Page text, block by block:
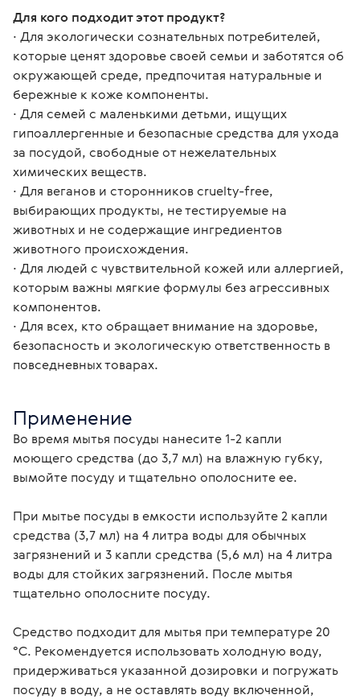
Для кого подходит этот продукт?
∙ Для экологически сознательных потребителей,
которые ценят здоровье своей семьи и заботятся об
окружающей среде, предпочитая натуральные и
бережные к коже компоненты.
∙ Для семей с маленькими детьми, ищущих
гипоаллергенные и безопасные средства для ухода
за посудой, свободные от нежелательных
химических веществ.
∙ Для веганов и сторонников cruelty-free,
выбирающих продукты, не тестируемые на
животных и не содержащие ингредиентов
животного происхождения.
∙ Для людей с чувствительной кожей или аллергией,
которым важны мягкие формулы без агрессивных
компонентов.
∙ Для всех, кто обращает внимание на здоровье,
безопасность и экологическую ответственность в
повседневных товарах.
Применение
Во время мытья посуды нанесите 1-2 капли
моющего средства (до 3,7 мл) на влажную губку,
вымойте посуду и тщательно ополосните ее.
При мытье посуды в емкости используйте 2 капли
средства (3,7 мл) на 4 литра воды для обычных
загрязнений и 3 капли средства (5,6 мл) на 4 литра
воды для стойких загрязнений. После мытья
тщательно ополосните посуду.
Средство подходит для мытья при температуре 20
°C. Рекомендуется использовать холодную воду,
придерживаться указанной дозировки и погружать
посуду в воду, а не оставлять воду включенной,